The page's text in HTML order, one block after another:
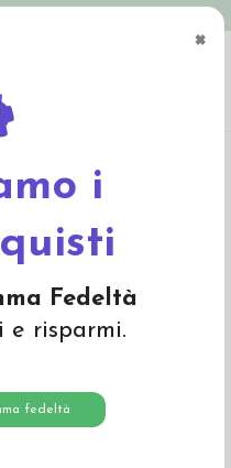
×
i
Fedeltà
e risparmi.
fedeltà